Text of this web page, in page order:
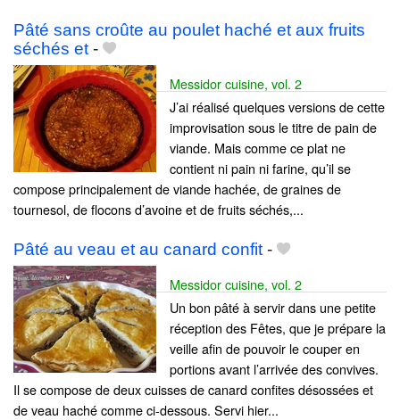
Pâté sans croûte au poulet haché et aux fruits
séchés et -
Messidor cuisine, vol. 2
J’ai réalisé quelques versions de cette
improvisation sous le titre de pain de
viande. Mais comme ce plat ne
contient ni pain ni farine, qu’il se
compose principalement de viande hachée, de graines de
tournesol, de flocons d’avoine et de fruits séchés,...
Pâté au veau et au canard confit -
Messidor cuisine, vol. 2
Un bon pâté à servir dans une petite
réception des Fêtes, que je prépare la
veille afin de pouvoir le couper en
portions avant l’arrivée des convives.
Il se compose de deux cuisses de canard confites désossées et
de veau haché comme ci-dessous. Servi hier...